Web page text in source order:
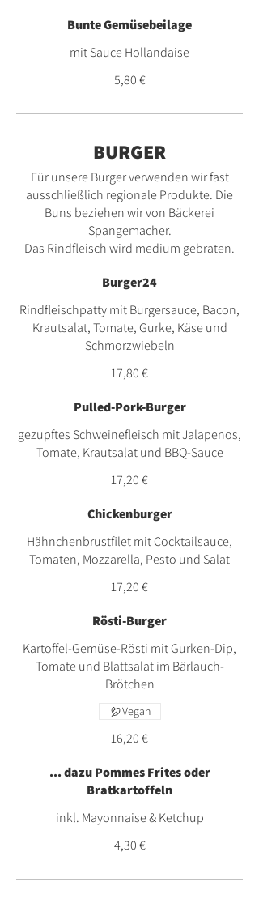
Bunte Gemüsebeilage
mit Sauce Hollandaise
5,80 €
BURGER
Für unsere Burger verwenden wir fast
ausschließlich regionale Produkte. Die
Buns beziehen wir von Bäckerei
Spangemacher.
Das Rindfleisch wird medium gebraten.
Burger24
Rindfleischpatty mit Burgersauce, Bacon,
Krautsalat, Tomate, Gurke, Käse und
Schmorzwiebeln
17,80 €
Pulled-Pork-Burger
gezupftes Schweinefleisch mit Jalapenos,
Tomate, Krautsalat und BBQ-Sauce
17,20 €
Chickenburger
Hähnchenbrustfilet mit Cocktailsauce,
Tomaten, Mozzarella, Pesto und Salat
17,20 €
Rösti-Burger
Kartoffel-Gemüse-Rösti mit Gurken-Dip,
Tomate und Blattsalat im Bärlauch-
Brötchen
16,20 €
Vegan
... dazu Pommes Frites oder
Bratkartoffeln
inkl. Mayonnaise & Ketchup
4,30 €